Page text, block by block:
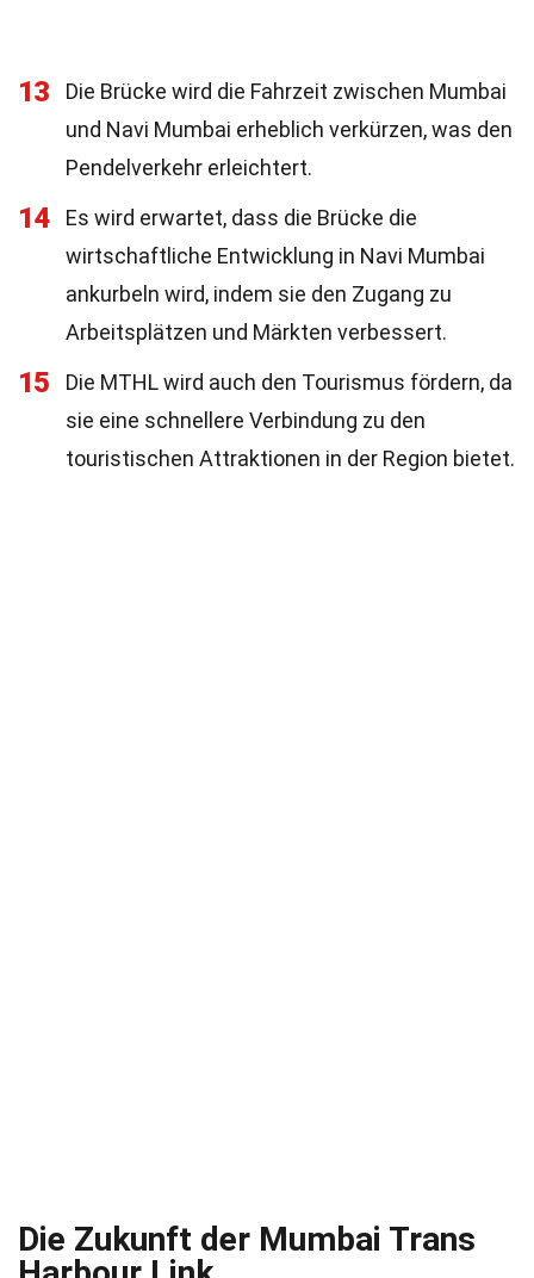
13
Die Brücke wird die Fahrzeit zwischen Mumbai
und Navi Mumbai erheblich verkürzen, was den
Pendelverkehr erleichtert.
14
Es wird erwartet, dass die Brücke die
wirtschaftliche Entwicklung in Navi Mumbai
ankurbeln wird, indem sie den Zugang zu
Arbeitsplätzen und Märkten verbessert.
15
Die MTHL wird auch den Tourismus fördern, da
sie eine schnellere Verbindung zu den
touristischen Attraktionen in der Region bietet.
Die Zukunft der Mumbai Trans